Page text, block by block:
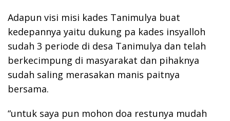
Adapun visi misi kades Tanimulya buat
kedepannya yaitu dukung pa kades insyalloh
sudah 3 periode di desa Tanimulya dan telah
berkecimpung di masyarakat dan pihaknya
sudah saling merasakan manis paitnya
bersama.
“untuk saya pun mohon doa restunya mudah